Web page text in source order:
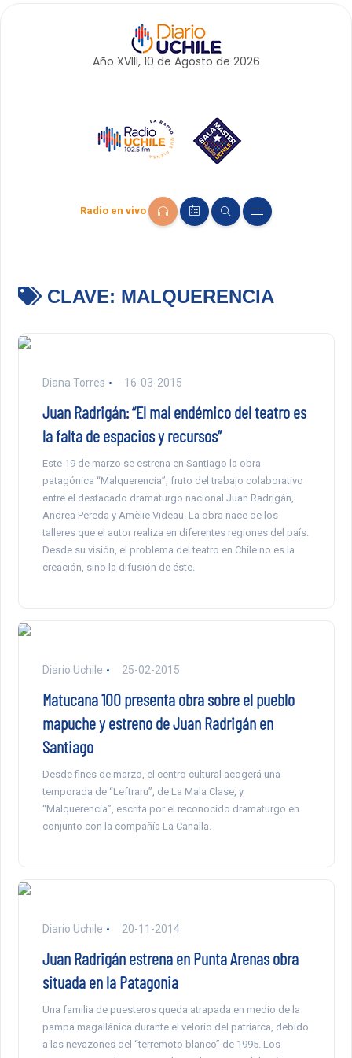
Año XVIII, 10 de Agosto de 2026
Radio en vivo
CLAVE: MALQUERENCIA
Diana Torres 16-03-2015
Juan Radrigán: “El mal endémico del teatro es
la falta de espacios y recursos”
Este 19 de marzo se estrena en Santiago la obra
patagónica “Malquerencia”, fruto del trabajo colaborativo
entre el destacado dramaturgo nacional Juan Radrigán,
Andrea Pereda y Amèlie Videau. La obra nace de los
talleres que el autor realiza en diferentes regiones del país.
Desde su visión, el problema del teatro en Chile no es la
creación, sino la difusión de éste.
Diario Uchile 25-02-2015
Matucana 100 presenta obra sobre el pueblo
mapuche y estreno de Juan Radrigán en
Santiago
Desde fines de marzo, el centro cultural acogerá una
temporada de “Leftraru”, de La Mala Clase, y
“Malquerencia”, escrita por el reconocido dramaturgo en
conjunto con la compañía La Canalla.
Diario Uchile 20-11-2014
Juan Radrigán estrena en Punta Arenas obra
situada en la Patagonia
Una familia de puesteros queda atrapada en medio de la
pampa magallánica durante el velorio del patriarca, debido
a las nevazones del “terremoto blanco” de 1995. Los